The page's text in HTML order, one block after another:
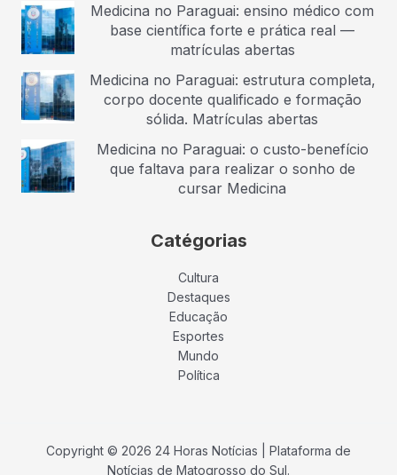
Medicina no Paraguai: ensino médico com
base científica forte e prática real —
matrículas abertas
Medicina no Paraguai: estrutura completa,
corpo docente qualificado e formação
sólida. Matrículas abertas
Medicina no Paraguai: o custo-benefício
que faltava para realizar o sonho de
cursar Medicina
Catégorias
Cultura
Destaques
Educação
Esportes
Mundo
Política
Copyright © 2026 24 Horas Notícias | Plataforma de
Notícias de Matogrosso do Sul.